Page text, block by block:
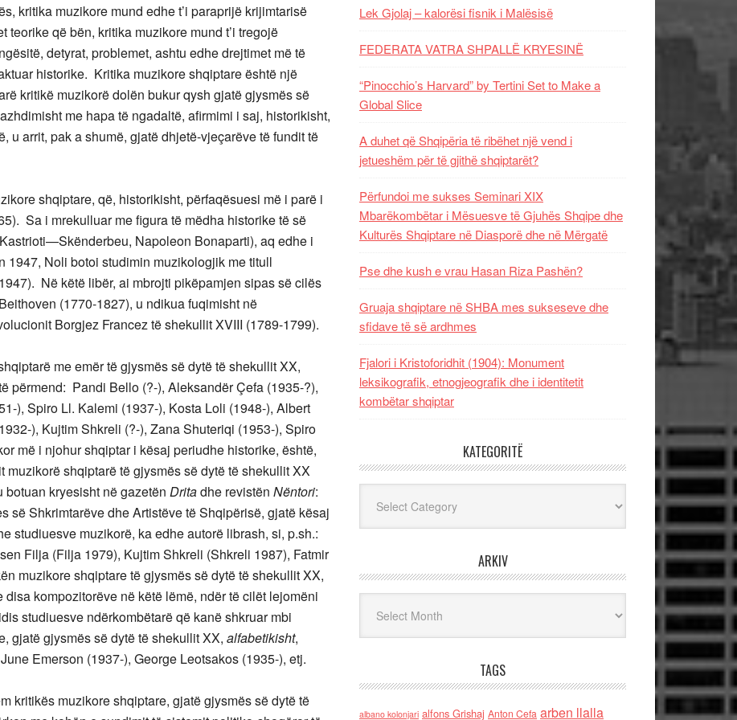
kritika muzikore mund edhe t’i paraprijë krijimtarisë
që bën, kritika muzikore mund t’i tregojë
detyrat, problemet, ashtu edhe drejtimet më të
historike. Kritika muzikore shqiptare është një
kritikë muzikorë dolën bukur qysh gjatë gjysmës së
me hapa të ngadaltë, afirmimi i saj, historikisht,
u arrit, pak a shumë, gjatë dhjetë-vjeçarëve të fundit të
shqiptare, që, historikisht, përfaqësuesi më i parë i
Sa i mrekulluar me figura të mëdha historike të së
Napoleon Bonaparti), aq edhe i
1947, Noli botoi studimin muzikologjik me titull
Në këtë libër, ai mbrojti pikëpamjen sipas së cilës
(1770-1827), u ndikua fuqimisht në
Borgjez Francez të shekullit XVIII (1789-1799).
me emër të gjysmës së dytë të shekullit XX,
përmend: Pandi Bello (?-), Aleksandër Çefa (1935-?),
), Spiro Ll. Kalemi (1937-), Kosta Loli (1948-), Albert
), Kujtim Shkreli (?-), Zana Shuteriqi (1953-), Spiro
më i njohur shqiptar i kësaj periudhe historike, është,
shqiptarë të gjysmës së dytë të shekullit XX
kryesisht në gazetën Dritadhe revistën Nëntori:
së Shkrimtarëve dhe Artistëve të Shqipërisë, gjatë kësaj
studiuesve muzikorë, ka edhe autorë librash, si, p.sh.:
Filja (Filja 1979), Kujtim Shkreli (Shkreli 1987), Fatmir
muzikore shqiptare të gjysmës së dytë të shekullit XX,
kompozitorëve në këtë lëmë, ndër të cilët lejomëni
studiuesve ndërkombëtarë që kanë shkruar mbi
gjatë gjysmës së dytë të shekullit XX, alfabetikisht,
Emerson (1937-), George Leotsakos (1935-), etj.
kritikës muzikore shqiptare, gjatë gjysmës së dytë të
Lek Gjolaj – kalorësi fisnik i Malësisë
FEDERATA VATRA SHPALLË KRYESINË
“Pinocchio’s Harvard” by Tertini Set to Make a
Global Slice
A duhet që Shqipëria të ribëhet një vend i
jetueshëm për të gjithë shqiptarët?
Përfundoi me sukses Seminari XIX
Mbarëkombëtar i Mësuesve të Gjuhës Shqipe dhe
Kulturës Shqiptare në Diasporë dhe në Mërgatë
Pse dhe kush e vrau Hasan Riza Pashën?
Gruaja shqiptare në SHBA mes sukseseve dhe
sfidave të së ardhmes
Fjalori i Kristoforidhit (1904): Monument
leksikografik, etnogjeografik dhe i identitetit
kombëtar shqiptar
KATEGORITË
ARKIV
TAGS
albano kolonjari alfons Grishaj Anton Cefa arben llalla